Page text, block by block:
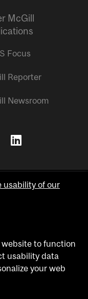
McGill
Focus
Reporter
Newsroom
usability of our
to function
usability data
your web